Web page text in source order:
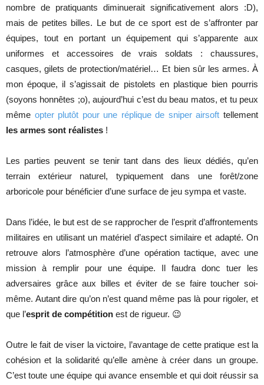
nombre de pratiquants diminuerait significativement alors :D),
mais de petites billes. Le but de ce sport est de s’affronter par
équipes, tout en portant un équipement qui s’apparente aux
uniformes et accessoires de vrais soldats : chaussures,
casques, gilets de protection/matériel… Et bien sûr les armes. À
mon époque, il s’agissait de pistolets en plastique bien pourris
(soyons honnêtes ;o), aujourd’hui c’est du beau matos, et tu peux
même opter plutôt pour une réplique de sniper airsoft tellement
les armes sont réalistes !
Les parties peuvent se tenir tant dans des lieux dédiés, qu’en
terrain extérieur naturel, typiquement dans une forêt/zone
arboricole pour bénéficier d’une surface de jeu sympa et vaste.
Dans l’idée, le but est de se rapprocher de l’esprit d’affrontements
militaires en utilisant un matériel d’aspect similaire et adapté. On
retrouve alors l’atmosphère d’une opération tactique, avec une
mission à remplir pour une équipe. Il faudra donc tuer les
adversaires grâce aux billes et éviter de se faire toucher soi-
même. Autant dire qu’on n’est quand même pas là pour rigoler, et
que l’esprit de compétition est de rigueur. 😉
Outre le fait de viser la victoire, l’avantage de cette pratique est la
cohésion et la solidarité qu’elle amène à créer dans un groupe.
C’est toute une équipe qui avance ensemble et qui doit réussir sa